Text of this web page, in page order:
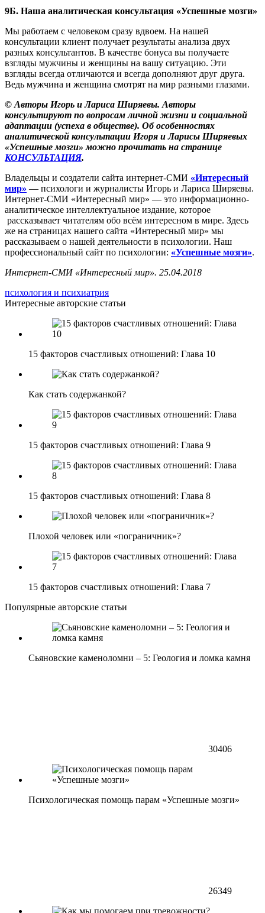
9Б. Наша аналитическая консультация «Успешные мозги»
Мы работаем с человеком сразу вдвоем. На нашей
консультации клиент получает результаты анализа двух
разных консультантов. В качестве бонуса вы получаете
взгляды мужчины и женщины на вашу ситуацию. Эти
взгляды всегда отличаются и всегда дополняют друг друга.
Ведь мужчина и женщина смотрят на мир разными глазами.
© Авторы Игорь и Лариса Ширяевы. Авторы
консультируют по вопросам личной жизни и социальной
адаптации (успеха в обществе). Об особенностях
аналитической консультации Игоря и Ларисы Ширяевых
«Успешные мозги» можно прочитать на странице
КОНСУЛЬТАЦИЯ.
Владельцы и создатели сайта интернет-СМИ «Интересный
мир» — психологи и журналисты Игорь и Лариса Ширяевы.
Интернет-СМИ «Интересный мир» — это информационно-
аналитическое интеллектуальное издание, которое
рассказывает читателям обо всём интересном в мире. Здесь
же на страницах нашего сайта «Интересный мир» мы
рассказываем о нашей деятельности в психологии. Наш
профессиональный сайт по психологии: «Успешные мозги».
Интернет-СМИ «Интересный мир». 25.04.2018
психология и психиатрия
Интересные авторские статьи
15 факторов счастливых отношений: Глава 10
Как стать содержанкой?
15 факторов счастливых отношений: Глава 9
15 факторов счастливых отношений: Глава 8
Плохой человек или «пограничник»?
15 факторов счастливых отношений: Глава 7
Популярные авторские статьи
Сьяновские каменоломни – 5: Геология и ломка камня
30406
Психологическая помощь парам «Успешные мозги»
26349